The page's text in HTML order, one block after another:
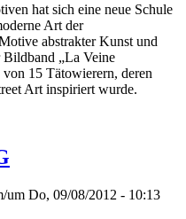
hat sich eine neue Schule
Art der
abstrakter Kunst und
Bildband „La Veine
15 Tätowierern, deren
Art inspiriert wurde.
um Do, 09/08/2012 - 10:13